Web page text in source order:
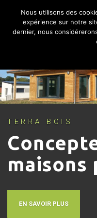
TERRA BOIS
maisons
EN SAVOIR PLUS
Nous utilisons des
expérience sur notre
dernier, nous